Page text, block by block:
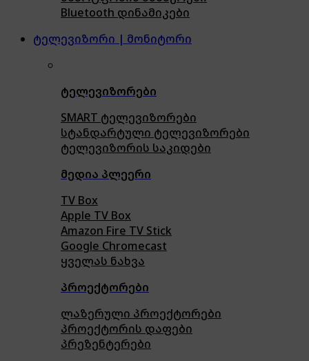
Bluetooth დინამიკები
ტელევიზორი | მონიტორი
ტელევიზორები
SMART ტელევიზორები
სტანდარტული ტელევიზორები
ტელევიზორის საკიდები
მედია პლეერი
TV Box
Apple TV Box
Amazon Fire TV Stick
Google Chromecast
ყველას ნახვა
პროექტორები
ლაზერული პროექტორები
პროექტორის დაფები
პრეზენტერები